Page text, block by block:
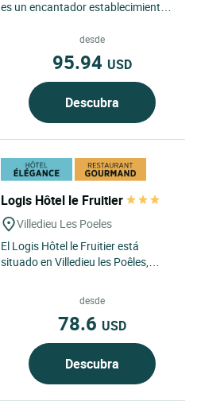
es un encantador establecimiento
Normande, donde...
desde
95.94 USD
Descubra
Logis Hôtel le Fruitier
Villedieu Les Poeles
El Logis Hôtel le Fruitier está
situado en Villedieu les Poêles,
su fundición de campanas. ...
desde
78.6 USD
Descubra